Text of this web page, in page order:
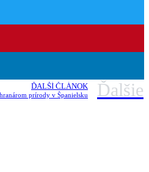
ĎALŠÍ ČLÁNOK
prírody v Španielsku Ďalšie